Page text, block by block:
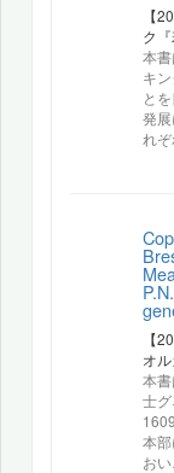
【
ク
本
キ
と
発
れぞ
【
オ
本
士
本
おい